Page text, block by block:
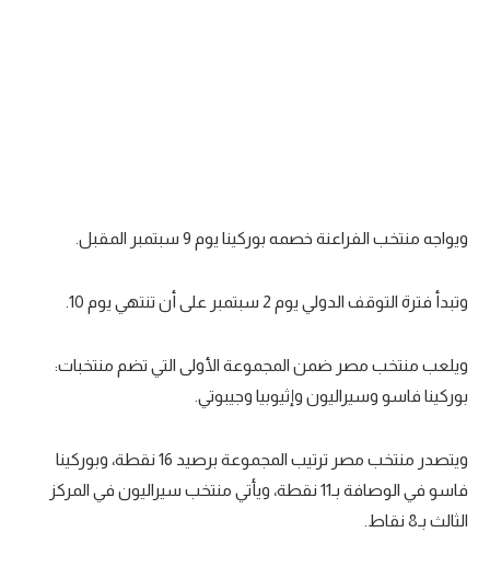
ويواجه منتخب الفراعنة خصمه بوركينا يوم 9 سبتمبر المقبل.
وتبدأ فترة التوقف الدولي يوم 2 سبتمبر على أن تنتهي يوم 10.
ويلعب منتخب مصر ضمن المجموعة الأولى التي تضم منتخبات:
بوركينا فاسو وسيراليون وإثيوبيا وجيبوتي.
ويتصدر منتخب مصر ترتيب المجموعة برصيد 16 نقطة، وبوركينا
فاسو في الوصافة بـ11 نقطة، ويأتي منتخب سيراليون في المركز
الثالث بـ8 نقاط.